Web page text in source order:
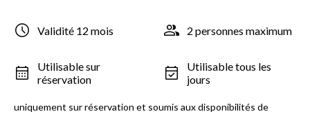
Validité 12 mois 2 personnes maximum
Utilisable sur
réservation
Utilisable tous les
jours
uniquement sur réservation et soumis aux disponibilités de